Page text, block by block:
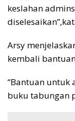
keslahan
Arsy
kembali
“Bantuan untuk
buku tabungan